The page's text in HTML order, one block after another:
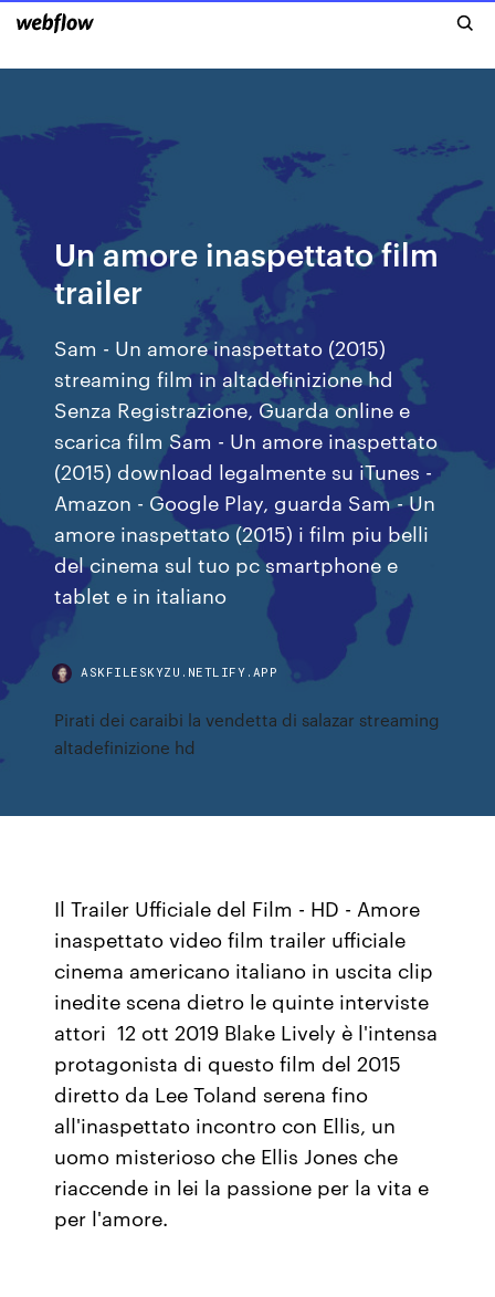
Un amore inaspettato film
trailer
Sam - Un amore inaspettato (2015)
streaming film in altadefinizione hd
Senza Registrazione, Guarda online e
scarica film Sam - Un amore inaspettato
(2015) download legalmente su iTunes -
Amazon - Google Play, guarda Sam - Un
amore inaspettato (2015) i film piu belli
del cinema sul tuo pc smartphone e
tablet e in italiano
ASKFILESKYZU.NETLIFY.APP
Pirati dei caraibi la vendetta di salazar streaming
altadefinizione hd
Il Trailer Ufficiale del Film - HD - Amore
inaspettato video film trailer ufficiale
cinema americano italiano in uscita clip
inedite scena dietro le quinte interviste
attori 12 ott 2019 Blake Lively è l'intensa
protagonista di questo film del 2015
diretto da Lee Toland serena fino
all'inaspettato incontro con Ellis, un
uomo misterioso che Ellis Jones che
riaccende in lei la passione per la vita e
per l'amore.